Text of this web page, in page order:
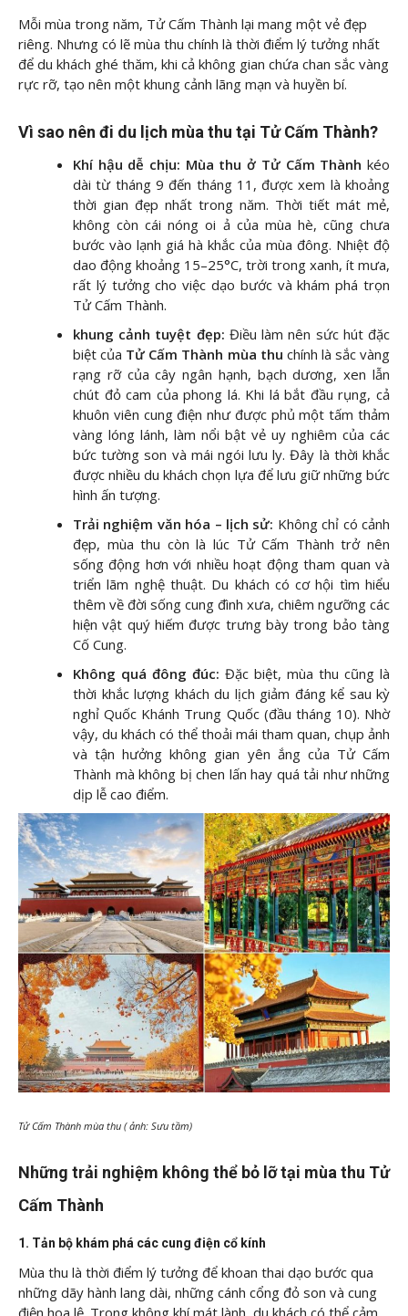
Mỗi mùa trong năm, Tử Cấm Thành lại mang một vẻ đẹp
riêng. Nhưng có lẽ mùa thu chính là thời điểm lý tưởng nhất
để du khách ghé thăm, khi cả không gian chứa chan sắc vàng
rực rỡ, tạo nên một khung cảnh lãng mạn và huyền bí.
Vì sao nên đi du lịch mùa thu tại Tử Cấm Thành?
Khí hậu dễ chịu: Mùa thu ở Tử Cấm Thành kéo
dài từ tháng 9 đến tháng 11, được xem là khoảng
thời gian đẹp nhất trong năm. Thời tiết mát mẻ,
không còn cái nóng oi ả của mùa hè, cũng chưa
bước vào lạnh giá hà khắc của mùa đông. Nhiệt độ
dao động khoảng 15–25°C, trời trong xanh, ít mưa,
rất lý tưởng cho việc dạo bước và khám phá trọn
Tử Cấm Thành.
khung cảnh tuyệt đẹp: Điều làm nên sức hút đặc
biệt của Tử Cấm Thành mùa thu chính là sắc vàng
rạng rỡ của cây ngân hạnh, bạch dương, xen lẫn
chút đỏ cam của phong lá. Khi lá bắt đầu rụng, cả
khuôn viên cung điện như được phủ một tấm thảm
vàng lóng lánh, làm nổi bật vẻ uy nghiêm của các
bức tường son và mái ngói lưu ly. Đây là thời khắc
được nhiều du khách chọn lựa để lưu giữ những bức
hình ấn tượng.
Trải nghiệm văn hóa – lịch sử: Không chỉ có cảnh
đẹp, mùa thu còn là lúc Tử Cấm Thành trở nên
sống động hơn với nhiều hoạt động tham quan và
triển lãm nghệ thuật. Du khách có cơ hội tìm hiểu
thêm về đời sống cung đình xưa, chiêm ngưỡng các
hiện vật quý hiếm được trưng bày trong bảo tàng
Cố Cung.
Không quá đông đúc: Đặc biệt, mùa thu cũng là
thời khắc lượng khách du lịch giảm đáng kể sau kỳ
nghỉ Quốc Khánh Trung Quốc (đầu tháng 10). Nhờ
vậy, du khách có thể thoải mái tham quan, chụp ảnh
và tận hưởng không gian yên ắng của Tử Cấm
Thành mà không bị chen lấn hay quá tải như những
dịp lễ cao điểm.
Tử Cấm Thành mùa thu ( ảnh: Sưu tầm)
Những trải nghiệm không thể bỏ lỡ tại mùa thu Tử
Cấm Thành
1. Tản bộ khám phá các cung điện cổ kính
Mùa thu là thời điểm lý tưởng để khoan thai dạo bước qua
những dãy hành lang dài, những cánh cổng đỏ son và cung
điện hoa lệ. Trong không khí mát lành, du khách có thể cảm